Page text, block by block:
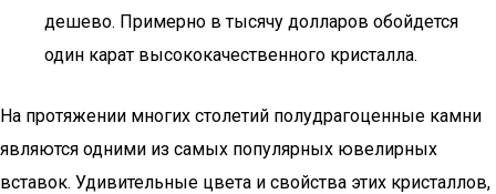
дешево. Примерно в тысячу долларов обойдется
один карат высококачественного кристалла.
На протяжении многих столетий полудрагоценные камни
являются одними из самых популярных ювелирных
вставок. Удивительные цвета и свойства этих кристаллов,